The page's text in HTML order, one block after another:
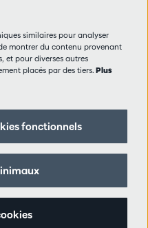
visiteurs
similaires pour analyser
montrer du contenu provenant
et pour diverses autres
placés par des tiers.Plus
fonctionnels